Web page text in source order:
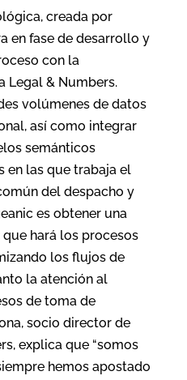
creada por
en fase de desarrollo y
con la
Legal & Numbers.
volúmenes de datos
así como integrar
semánticos
en las que trabaja el
del despacho y
es obtener una
hará los procesos
los flujos de
la atención al
de toma de
socio director de
explica que “somos
hemos apostado